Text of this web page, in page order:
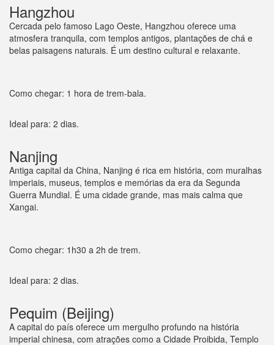
Hangzhou
Cercada pelo famoso Lago Oeste, Hangzhou oferece uma
atmosfera tranquila, com templos antigos, plantações de chá e
belas paisagens naturais. É um destino cultural e relaxante.
Como chegar: 1 hora de trem-bala.
Ideal para: 2 dias.
Nanjing
Antiga capital da China, Nanjing é rica em história, com muralhas
imperiais, museus, templos e memórias da era da Segunda
Guerra Mundial. É uma cidade grande, mas mais calma que
Xangai.
Como chegar: 1h30 a 2h de trem.
Ideal para: 2 dias.
Pequim (Beijing)
A capital do país oferece um mergulho profundo na história
imperial chinesa, com atrações como a Cidade Proibida, Templo